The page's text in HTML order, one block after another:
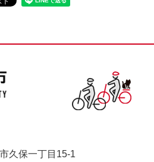
久保一丁目15-1